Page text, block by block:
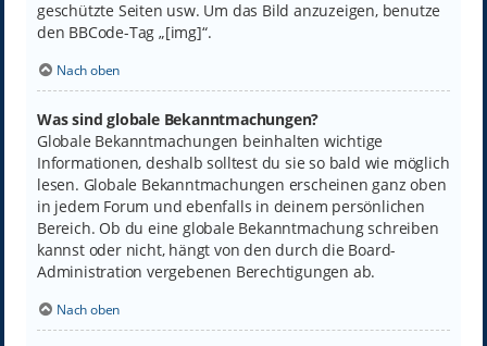
geschützte Seiten usw. Um das Bild anzuzeigen, benutze
den BBCode-Tag „[img]“.
Nach oben
Was sind globale Bekanntmachungen?
Globale Bekanntmachungen beinhalten wichtige
Informationen, deshalb solltest du sie so bald wie möglich
lesen. Globale Bekanntmachungen erscheinen ganz oben
in jedem Forum und ebenfalls in deinem persönlichen
Bereich. Ob du eine globale Bekanntmachung schreiben
kannst oder nicht, hängt von den durch die Board-
Administration vergebenen Berechtigungen ab.
Nach oben